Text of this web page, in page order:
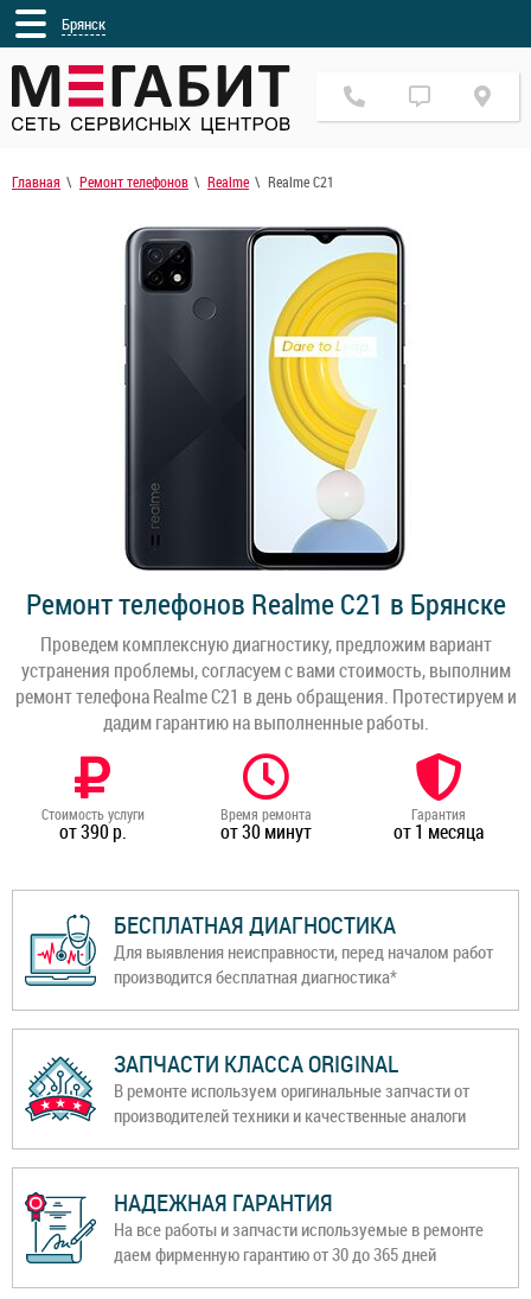
Брянск
Главная Ремонт телефонов Realme Realme C21
Ремонт телефонов Realme C21 в Брянске
Проведем комплексную диагностику, предложим вариант
устранения проблемы, согласуем с вами стоимость, выполним
ремонт телефона Realme C21 в день обращения. Протестируем и
дадим гарантию на выполненные работы.
Стоимость услуги
от 390 р.
Время ремонта
от 30 минут
Гарантия
от 1 месяца
БЕСПЛАТНАЯ ДИАГНОСТИКА
Для выявления неисправности, перед началом работ
производится бесплатная диагностика*
ЗАПЧАСТИ КЛАССА ORIGINAL
В ремонте используем оригинальные запчасти от
производителей техники и качественные аналоги
НАДЕЖНАЯ ГАРАНТИЯ
На все работы и запчасти используемые в ремонте
даем фирменную гарантию от 30 до 365 дней